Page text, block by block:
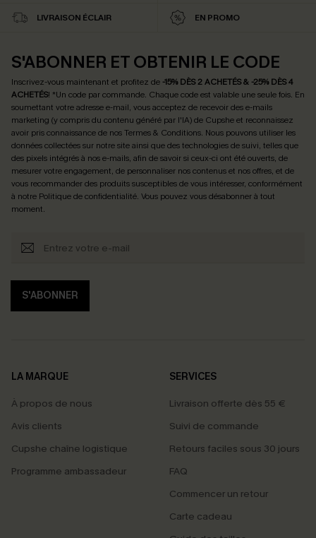
LIVRAISON ÉCLAIR EN PROMO
S'ABONNER ET OBTENIR LE CODE
Inscrivez-vous maintenant et profitez de -15% DÈS 2 ACHETÉS & -25% DÈS 4
ACHETÉS! *Un code par commande. Chaque code est valable une seule fois. En
soumettant votre adresse e-mail, vous acceptez de recevoir des e-mails
marketing (y compris du contenu généré par l'IA) de Cupshe et reconnaissez
avoir pris connaissance de nosTermes & Conditions. Nous pouvons utiliser les
données collectées sur notre site ainsi que des technologies de suivi, telles que
des pixels intégrés à nos e-mails, afin de savoir si ceux-ci ont été ouverts, de
mesurer votre engagement, de personnaliser nos contenus et nos offres, et de
vous recommander des produits susceptibles de vous intéresser, conformément
à notre Politique de confidentialité. Vous pouvez vous désabonner à tout
moment.
S'ABONNER
LA MARQUE
À propos de nous
Avis clients
Cupshe chaîne logistique
Programme ambassadeur
SERVICES
Livraison offerte dès 55 €
Suivi de commande
Retours faciles sous 30 jours
FAQ
Commencer un retour
Carte cadeau